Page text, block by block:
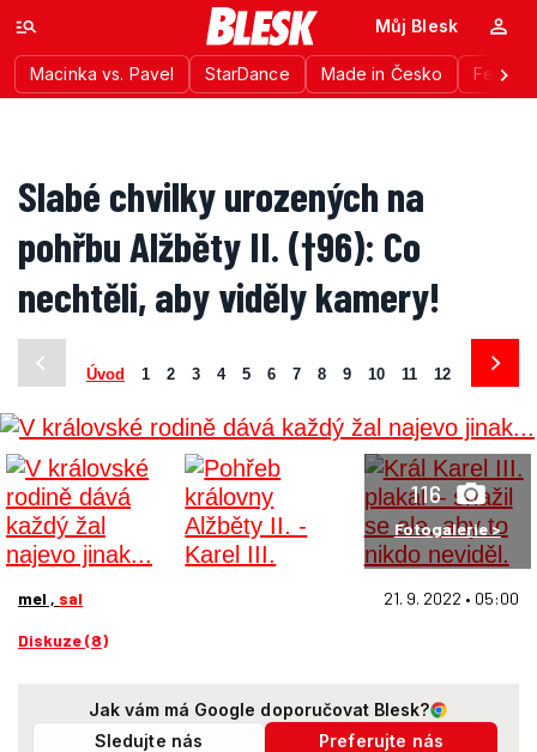
Macinka vs. Pavel StarDance Made in Česko
Můj Blesk
Slabé chvilky urozených na
pohřbu Alžběty II. (†96): Co
nechtěli, aby viděly kamery!
Úvod 1 2 3 4 5 6 7 8 9 10 11 12
116
Fotogalerie >
mel , sal 21. 9. 2022 • 05:00
Diskuze (8)
Jak vám má Google doporučovat Blesk?
Sledujte nás
Preferujte nás